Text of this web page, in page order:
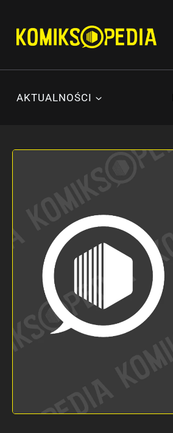
treści
AKTUALNOŚCI